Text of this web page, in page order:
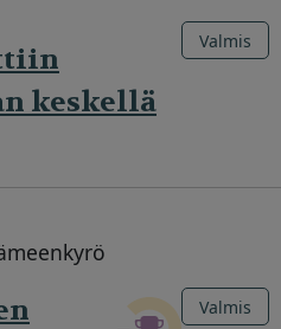
keskellä
Valmis
Valmis